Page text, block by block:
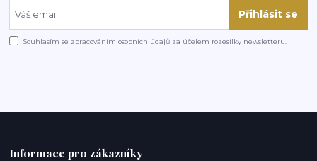
Přihlásit se
Souhlasím se zpracováním osobních údajů za účelem rozesílky newsletteru.
Informace pro zákazníky